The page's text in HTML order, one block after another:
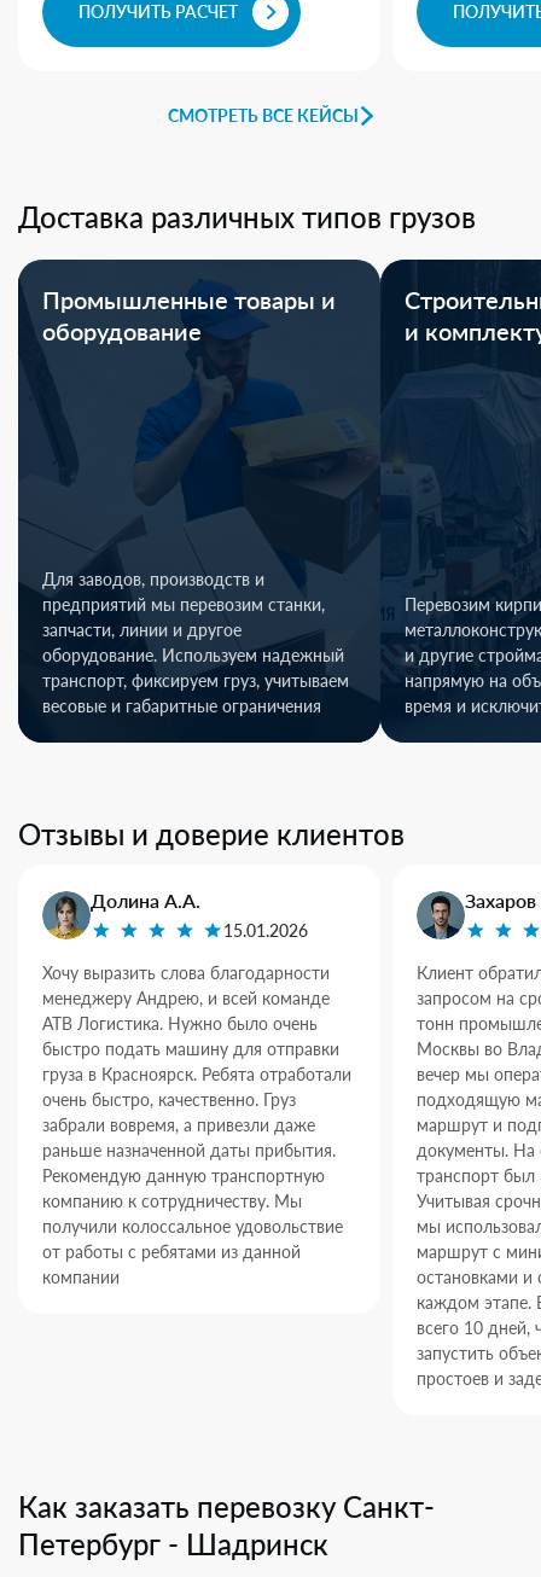
СМОТРЕТЬ ВСЕ КЕЙСЫ
ПОЛУЧИТЬ РАСЧЕТ
Доставка различных типов грузов
Промышленные товары и
оборудование
Для заводов, производств и
предприятий мы перевозим станки,
запчасти, линии и другое
оборудование. Используем надежный
транспорт, фиксируем груз, учитываем
весовые и габаритные ограничения
и
Перевозим
и другие
напрямую на
время и
Отзывы и доверие клиентов
Долина А.А.
15.01.2026
Хочу выразить слова благодарности
менеджеру Андрею, и всей команде
АТВ Логистика. Нужно было очень
быстро подать машину для отправки
груза в Красноярск. Ребята отработали
очень быстро, качественно. Груз
забрали вовремя, а привезли даже
раньше назначенной даты прибытия.
Рекомендую данную транспортную
компанию к сотрудничеству. Мы
получили колоссальное удовольствие
от работы с ребятами из данной
компании
Клиент
запросом на
тонн
Москвы во
вечер мы
подходящую
маршрут и
документы. На
транспорт был
Учитывая
мы
маршрут с
остановками и
каждом этапе.
всего 10 дней,
запустить
простоев и
Как заказать перевозку Санкт-
Петербург - Шадринск